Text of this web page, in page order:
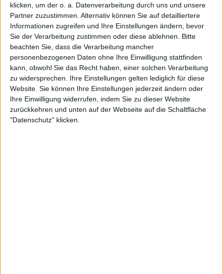
klicken, um der o. a. Datenverarbeitung durch uns und unsere
Partner zuzustimmen. Alternativ können Sie auf detailliertere
Informationen zugreifen und Ihre Einstellungen ändern, bevor
Sie der Verarbeitung zustimmen oder diese ablehnen.
Bitte
beachten Sie, dass die Verarbeitung mancher
personenbezogenen Daten ohne Ihre Einwilligung stattfinden
kann, obwohl Sie das Recht haben, einer solchen Verarbeitung
zu widersprechen. Ihre Einstellungen gelten lediglich für diese
Website. Sie können Ihre Einstellungen jederzeit ändern oder
Ihre Einwilligung widerrufen, indem Sie zu dieser Website
zurückkehren und unten auf der Webseite auf die Schaltfläche
"Datenschutz" klicken.
langsam, „Fade To Black“ und das abschließende
Instrumental „The Call Of Ktulu“ enthalten sogar sanft
gezupfte Gitarren. Passend dazu haben die Songs auch an
Länge zugelegt. Nachdem er durch seinen späten Einstieg
bei METALLICA bei den Songwritingsessions zu „Kill ‚em
All“ noch nicht teilgenommen hatte, feierte der legendäre
Bassist Cliff Burton auf „Ride The Lightning“ seine
Songwritingpremiere – bei fast allen Tracks.